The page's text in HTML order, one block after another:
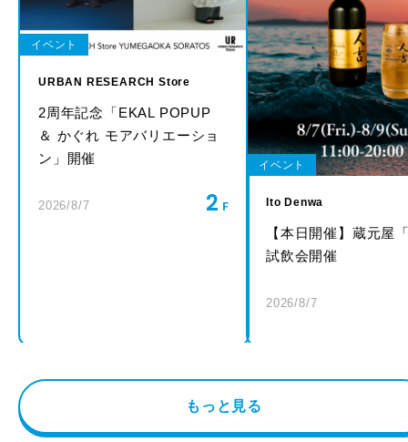
イベント
URBAN RESEARCH Store
2周年記念「EKAL POPUP
＆ かぐれ モアバリエーショ
ン」開催
2026/8/7 2
イベント
Ito Denwa
【本日開催】蔵元屋
試飲会開催
2026/8/7
もっと見る